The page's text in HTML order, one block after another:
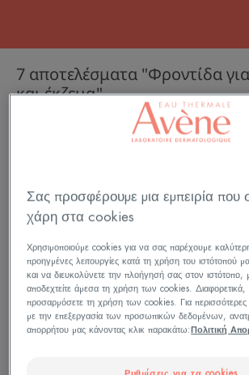
7 αποτελέσματα "Φροντίδα
και έκζεμα"
XERACALM
Αναπλήρωσης
Λιπιδίων
XeraCalm
XERACALM AD - Baume
Αναπλήρωσης Λιπιδίων
2.9
/5173
Σας προσφέρουμε μια εμπειρία που
χάρη στα cookies
Χρησιμοποιούμε cookies για να σας παρέχουμε
προηγμένες λειτουργίες κατά τη χρήση του ιστότοπού
και να διευκολύνετε την πλοήγησή σας στον ιστότοπο,
αποδεχτείτε άμεσα τη χρήση των cookies. Διαφορετικά,
προσαρμόσετε τη χρήση των cookies. Για περισσότερες
με την επεξεργασία των προσωπικών δεδομένων,
απορρήτου μας κάνοντας κλικ παρακάτω:Πολιτική